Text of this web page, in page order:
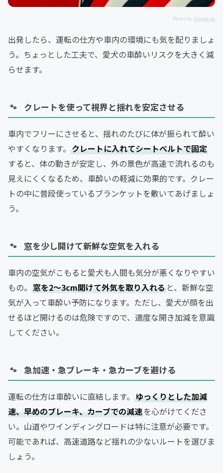
Photo by Unsplash
出発したら、運転の仕方や車内の環境にも気を配りましょ
う。ちょっとした工夫で、愛犬の車酔いリスクを大きく減
らせます。
クレートを使って視界と揺れを安定させる
車内でフリーにさせると、揺れのたびに体が振られて酔い
やすくなります。 クレートに入れてシートベルトで固定
すると、体の動きが安定し、外の景色が高速で流れるのも
見えにくくなるため、車酔いの軽減に効果的です。クレー
トの中に普段使っているブランケットを敷いてあげましょ
う。
窓を少し開けて新鮮な空気を入れる
車内の空気がこもると愛犬も人間も気分が悪くなりやすい
もの。 窓を2〜3cm開けて外気を取り入れる と、新鮮な空
気が入って車酔い予防になります。ただし、愛犬が顔を出
せるほど開けるのは危険ですので、適度な開き加減を意識
してください。
急加速・急ブレーキ・急カーブを避ける
運転の仕方は車酔いに直結します。 ゆっくりとした加減
速、早めのブレーキ、カーブでの減速を心がけてくださ
い。山道やワインディングロードは特に注意が必要です。
可能であれば、高速道路など揺れの少ないルートを選びま
しょう。